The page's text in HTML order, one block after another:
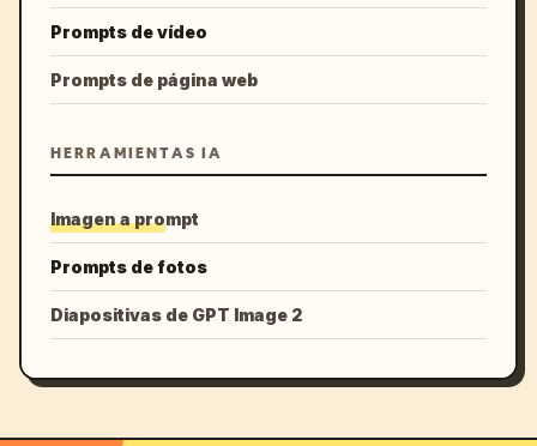
Prompts de vídeo
Prompts de página web
HERRAMIENTAS IA
Imagen a prompt
Prompts de fotos
Diapositivas de GPT Image 2